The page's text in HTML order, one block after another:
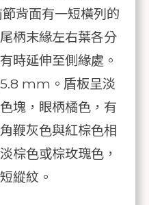
背面有一短橫列的
柄末緣左右葉各分
時延伸至側緣處。
mm。盾板呈淡
塊，眼柄橘色，有
鞭灰色與紅棕色相
棕色或棕玫瑰色，
縱紋。